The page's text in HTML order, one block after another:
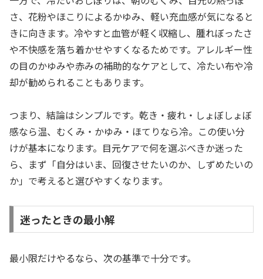
さ、花粉やほこりによるかゆみ、軽い充血感が気になると
きに向きます。冷やすと血管が軽く収縮し、腫れぼったさ
や不快感を落ち着かせやすくなるためです。アレルギー性
の目のかゆみや赤みの補助的なケアとして、冷たい布や冷
却が勧められることもあります。
つまり、結論はシンプルです。乾き・疲れ・しょぼしょぼ
感なら温、むくみ・かゆみ・ほてりなら冷。この使い分
けが基本になります。目元ケアで何を選ぶべきか迷った
ら、まず「自分はいま、回復させたいのか、しずめたいの
か」で考えると選びやすくなります。
迷ったときの最小解
最小限だけやるなら、次の基準で十分です。